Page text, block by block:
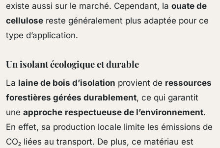
existe aussi sur le marché. Cependant, la ouate de
cellulose reste généralement plus adaptée pour ce
type d’application.
Un isolant écologique et durable
La laine de bois d’isolation provient de ressources
forestières gérées durablement, ce qui garantit
une approche respectueuse de l’environnement.
En effet, sa production locale limite les émissions de
CO₂ liées au transport. De plus, ce matériau est